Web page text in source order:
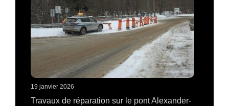
19 janvier 2026
Travaux de réparation sur le pont Alexander-